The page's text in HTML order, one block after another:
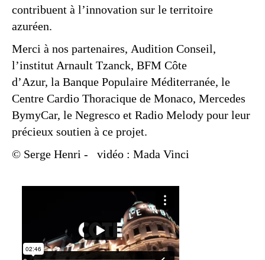
contribuent à l’innovation sur le territoire
azuréen.
Merci à nos partenaires, Audition Conseil,
l’institut Arnault Tzanck, BFM Côte
d’Azur, la Banque Populaire Méditerranée, le
Centre Cardio Thoracique de Monaco, Mercedes
BymyCar, le Negresco et Radio Melody pour leur
précieux soutien à ce projet.
© Serge Henri - vidéo : Mada Vinci